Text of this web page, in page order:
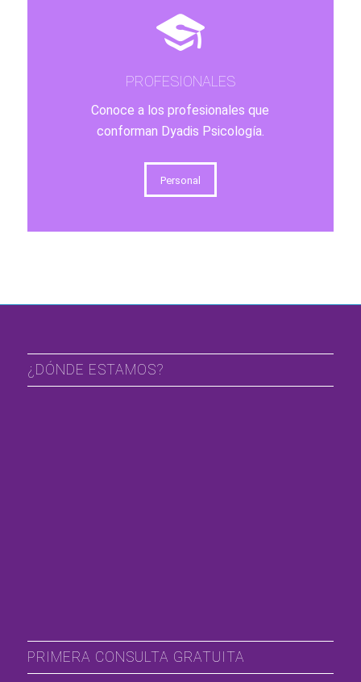
PROFESIONALES
Conoce a los profesionales que
conforman Dyadis Psicología.
Personal
¿DÓNDE ESTAMOS?
PRIMERA CONSULTA GRATUITA